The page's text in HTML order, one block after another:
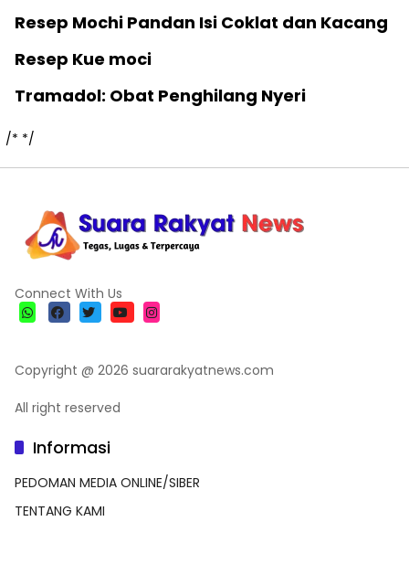
Resep Mochi Pandan Isi Coklat dan Kacang
Resep Kue moci
Tramadol: Obat Penghilang Nyeri
/* */
Connect With Us
Copyright @ 2026 suararakyatnews.com
All right reserved
Informasi
PEDOMAN MEDIA ONLINE/SIBER
TENTANG KAMI